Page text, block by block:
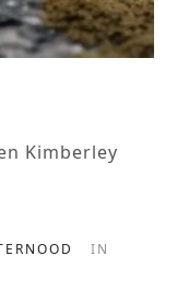
Kimberley
IN